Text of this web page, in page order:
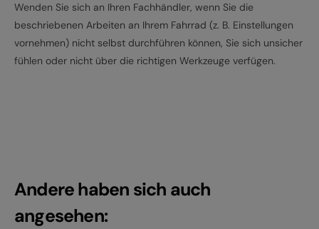
Wenden Sie sich an Ihren Fachhändler, wenn Sie die
beschriebenen Arbeiten an Ihrem Fahrrad (z. B. Einstellungen
vornehmen) nicht selbst durchführen können, Sie sich unsicher
fühlen oder nicht über die richtigen Werkzeuge verfügen.
Andere haben sich auch
angesehen: